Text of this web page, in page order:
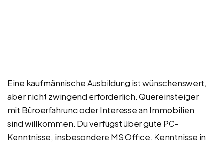
Eine kaufmännische Ausbildung ist wünschenswert,
aber nicht zwingend erforderlich. Quereinsteiger
mit Büroerfahrung oder Interesse an Immobilien
sind willkommen. Du verfügst über gute PC-
Kenntnisse, insbesondere MS Office. Kenntnisse in